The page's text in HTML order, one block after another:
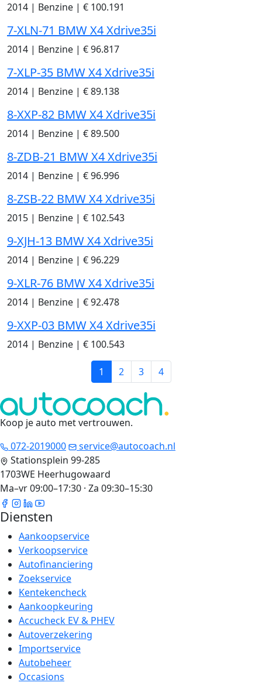
2014 | Benzine | € 100.191
7-XLN-71 BMW X4 Xdrive35i
2014 | Benzine | € 96.817
7-XLP-35 BMW X4 Xdrive35i
2014 | Benzine | € 89.138
8-XXP-82 BMW X4 Xdrive35i
2014 | Benzine | € 89.500
8-ZDB-21 BMW X4 Xdrive35i
2014 | Benzine | € 96.996
8-ZSB-22 BMW X4 Xdrive35i
2015 | Benzine | € 102.543
9-XJH-13 BMW X4 Xdrive35i
2014 | Benzine | € 96.229
9-XLR-76 BMW X4 Xdrive35i
2014 | Benzine | € 92.478
9-XXP-03 BMW X4 Xdrive35i
2014 | Benzine | € 100.543
1 2 3 4
Koop je auto met vertrouwen.
072-2019000
service@autocoach.nl
Stationsplein 99-285
1703WE Heerhugowaard
Ma–vr 09:00–17:30 · Za 09:30–15:30
Diensten
Aankoopservice
Verkoopservice
Autofinanciering
Zoekservice
Kentekencheck
Aankoopkeuring
Accucheck EV & PHEV
Autoverzekering
Importservice
Autobeheer
Occasions